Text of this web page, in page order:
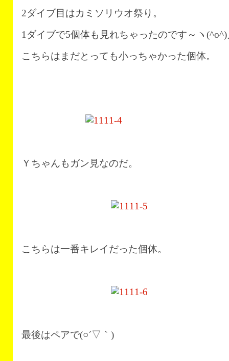
2ダイブ目はカミソリウオ祭り。
1ダイブで5個体も見れちゃったのです～ヽ(^o^)
こちらはまだとっても小っちゃかった個体。
Ｙちゃんもガン見なのだ。
こちらは一番キレイだった個体。
最後はペアで(○´▽｀)